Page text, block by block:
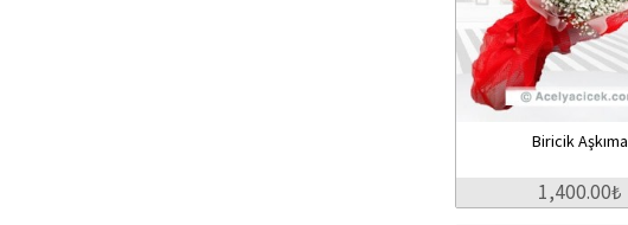
Biricik Aşkıma
1,400.00₺